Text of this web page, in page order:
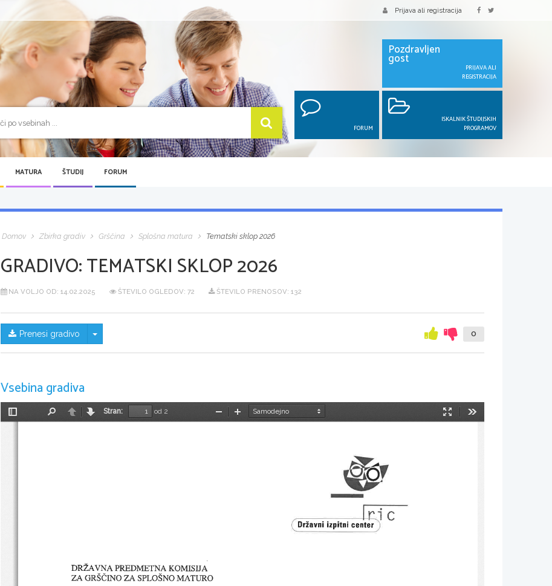
Prijava ali registracija
Pozdravljen
gost
PRIJAVA ALI
REGISTRACIJA
FORUM
ISKALNIK ŠTUDIJSKIH
PROGRAMOV
MATURA ŠTUDIJ FORUM
Domov Zbirka gradiv Grščina Splošna matura Tematski sklop 2026
GRADIVO:TEMATSKI SKLOP 2026
NA VOLJO OD: 14.02.2025 ŠTEVILO OGLEDOV: 72 ŠTEVILO PRENOSOV: 132
Prenesi gradivo Skrij/prikaži meni 0
Vsebina gradiva
Preklopi
NazajNaprej
Stran:
od 2
Način
PomanjšajPovečaj